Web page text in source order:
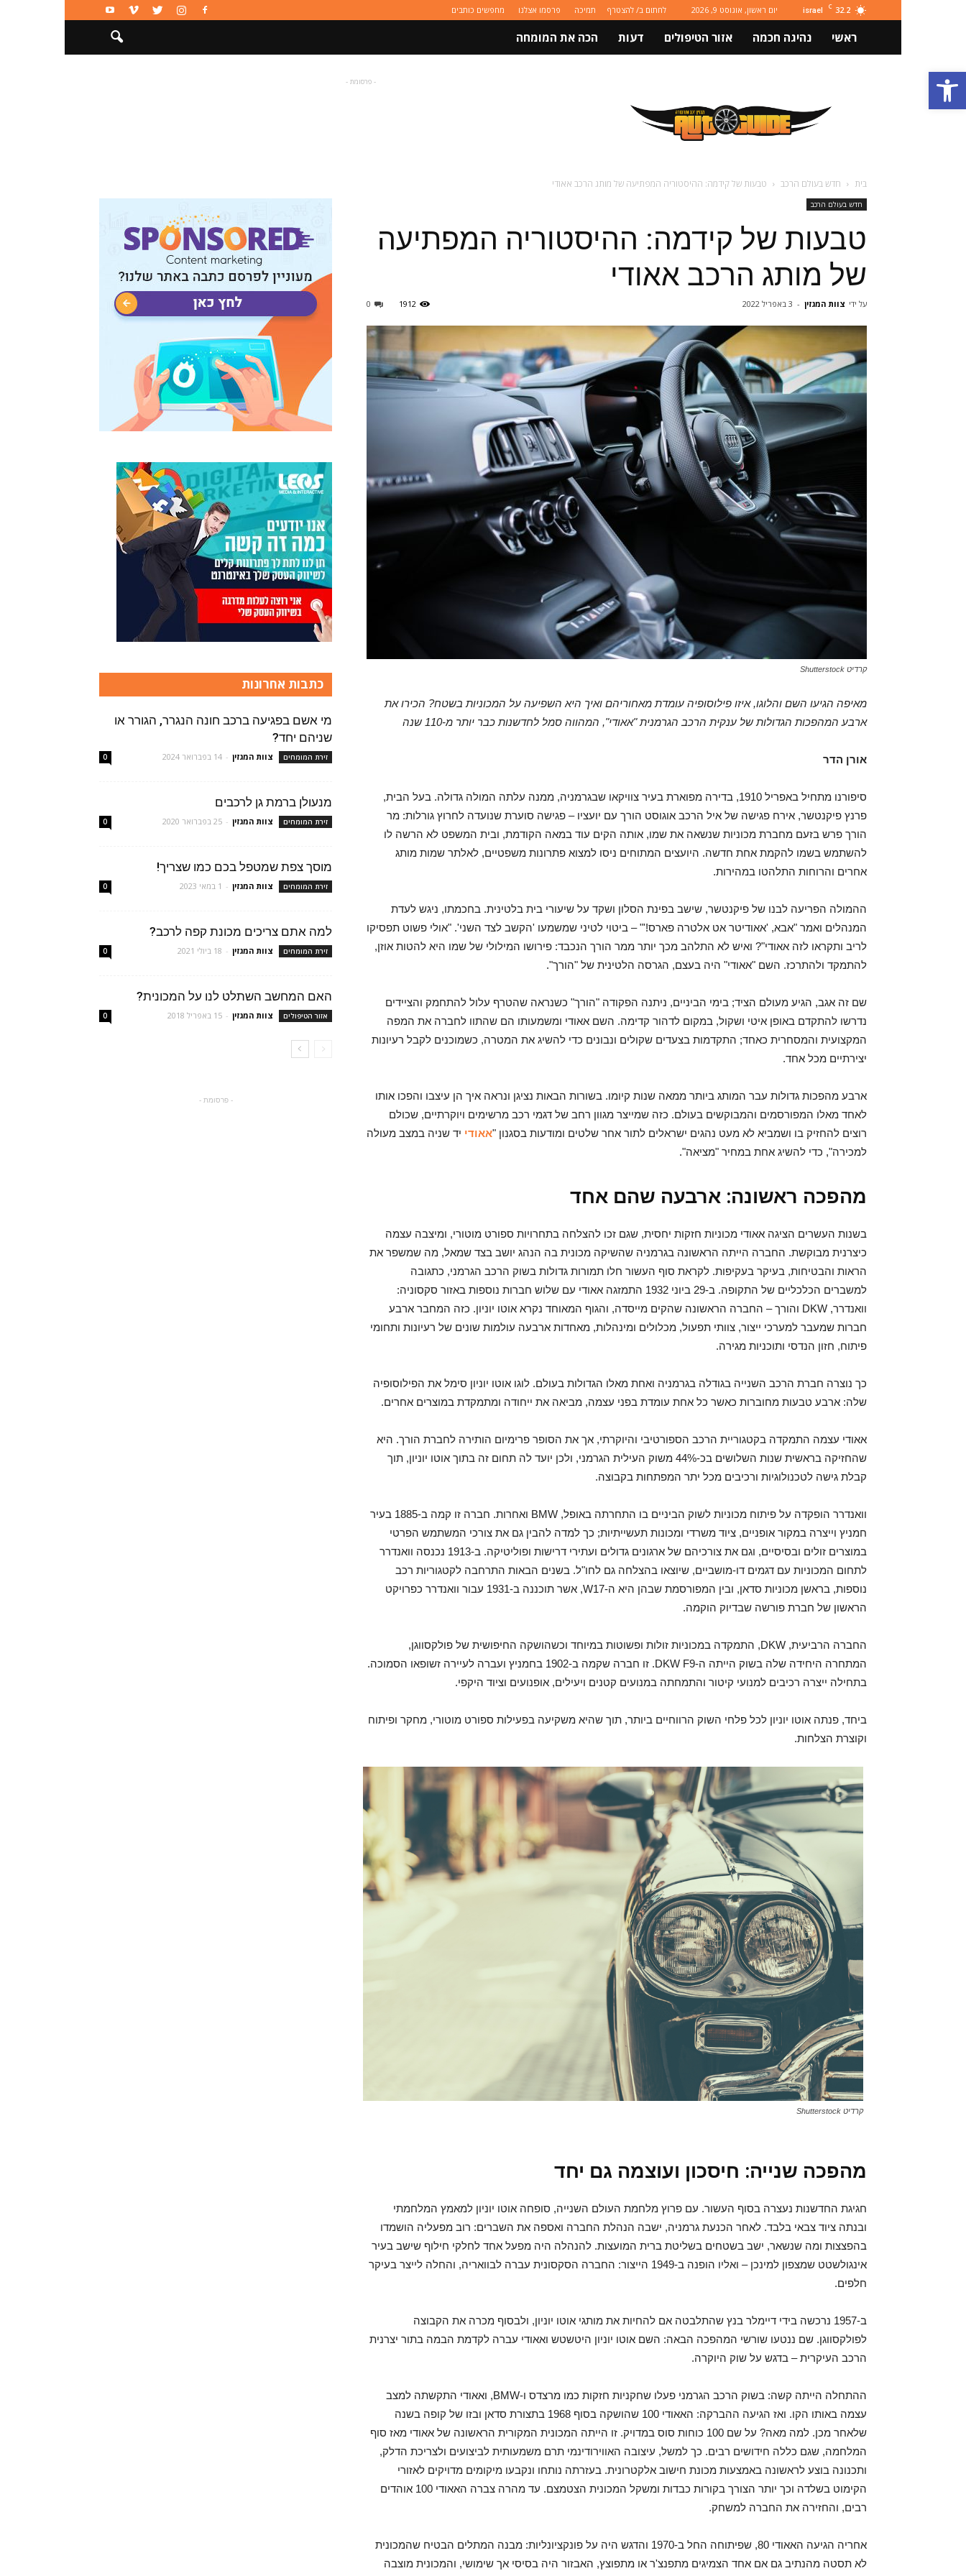
פתח סרגל נגישות
32.2
C
israel יום ראשון, אוגוסט 9, 2026 לחתום ב/ להצטרף תמיכה פרסמו אצלנו מחפשים כותבים
ראשי נהיגה חכמה אזור הטיפולים דעות הכה את המומחה
ותחבורה
Autoguide
- פרסומת -
בית חדש בעולם הרכב טבעות של קידמה: ההיסטוריה המפתיעה של מותג הרכב אאודי
חדש בעולם הרכב
טבעות של קידמה: ההיסטוריה המפתיעה
של מותג הרכב אאודי
על ידי צוות המגזין - 3 באפריל 2022 0 1912
קרדיט Shutterstock
מאיפה הגיעו השם והלוגו, איזו פילוסופיה עומדת מאחוריהם ואיך היא השפיעה על המכוניות בשטח? הכירו את
ארבע המהפכות הגדולות של ענקית הרכב הגרמנית "אאודי", המהווה סמל לחדשנות כבר יותר מ-110 שנה
אורן הדר
סיפורנו מתחיל באפריל 1910, בדירה מפוארת בעיר צוויקאו שבגרמניה, ממנה עלתה המולה גדולה. בעל הבית,
פרנץ פיקנטשר, אירח פגישה של איל הרכב אוגוסט הורך עם יועציו – פגישה סוערת שנועדה לחרוץ גורלות: מר
הורך פרש בזעם מחברת מכוניות שנשאה את שמו, אותה הקים עוד במאה הקודמת, ובית המשפט לא הרשה לו
להשתמש בשמו להקמת אחת חדשה. היועצים המתוחים ניסו למצוא פתרונות משפטיים, לאלתר שמות מותג
אחרים והרוחות התלהטו במהירות.
ההמולה הפריעה לבנו של פיקנטשר, שישב בפינת הסלון ושקד על שיעורי בית בלטינית. בחכמתו, ניגש לעדת
המנהלים ואמר "אבא, 'אאודיטר אט אלטרה פארס!'" – ביטוי לטיני שמשמעו 'הקשב לצד השני'. "אולי פשוט תפסיקו
לריב ותקראו לזה אאודי"? ואיש לא התלהב מכך יותר ממר הורך הנכבד: פירושו המילולי של שמו היא להטות אוזן,
להתמקד ולהתרכז. השם "אאודי" היה בעצם, הגרסה הלטינית של "הורך".
שם זה אגב, הגיע מעולם הציד; בימי הביניים, ניתנה הפקודה "הורך" כשנראה שהטרף עלול להתחמק והציידים
נדרשו להתקדם באופן איטי ושקול, במקום לדהור קדימה. השם אאודי ומשמעותו הם שהתוו לחברה את המפה
המקצועית והמסחרית כאחד; התקדמות בצעדים שקולים ונבונים כדי להשיג את המטרה, כשמוכנים לקבל רעיונות
יצירתיים מכל אחד.
ארבע מהפכות גדולות עבר המותג ביותר ממאה שנות קיומו. בשורות הבאות נציגן ונראה איך הן עיצבו והפכו אותו
לאחד מאלו המפורסמים והמבוקשים בעולם. כזה שמייצר מגוון רחב של דגמי רכב מרשימים ויוקרתיים, שכולם
רוצים להחזיק בו ושמביא לא מעט נהגים ישראלים לתור אחר שלטים ומודעות בסגנון "אאודי יד שניה במצב מעולה
למכירה", כדי להשיג אחת במחיר "מציאה".
מהפכה ראשונה: ארבעה שהם אחד
בשנות העשרים הציגה אאודי מכוניות חזקות יחסית, שגם זכו להצלחה בתחרויות ספורט מוטורי, ומיצבה עצמה
כיצרנית מבוקשת. החברה הייתה הראשונה בגרמניה שהשיקה מכונית בה הנהג יושב בצד שמאל, מה שמשפר את
הראות והבטיחות, בעיקר בעקיפות. לקראת סוף העשור חלו תמורות גדולות בשוק הרכב הגרמני, כתגובה
למשברים הכלכליים של התקופה. ב-29 ביוני 1932 התמזגה אאודי עם שלוש חברות נוספות באזור סקסוניה:
וואנדרר, DKW והורך – החברה הראשונה שהקים מייסדה, והגוף המאוחד נקרא אוטו יוניון. כזה המחבר ארבע
חברות שמעבר למערכי ייצור, צוותי תפעול, מכלולים ומינהלות, מאחדות ארבעה עולמות שונים של רעיונות ותחומי
פיתוח, חזון הנדסי ותוכניות מגירה.
כך נוצרה חברת הרכב השנייה בגודלה בגרמניה ואחת מאלו הגדולות בעולם. לוגו אוטו יוניון סימל את הפילוסופיה
שלה: ארבע טבעות מחוברות כאשר כל אחת עומדת בפני עצמה, מביאה את ייחודה ומתמקדת במוצרים אחרים.
אאודי עצמה התמקדה בקטגוריית הרכב הספורטיבי והיוקרתי, אך את הסופר פרימיום הותירה לחברת הורך. היא
שהחזיקה בראשית שנות השלושים בכ-44% משוק העילית הגרמני, ולכן יועד לה תחום זה בתוך אוטו יוניון, תוך
קבלת גישה לטכנולוגיות ורכיבים מכל יתר המפתחות בקבוצה.
וואנדרר הופקדה על פיתוח מכוניות לשוק הביניים בו התחרתה באופל, BMW ואחרות. חברה זו קמה ב-1885 בעיר
חמניץ וייצרה במקור אופניים, ציוד משרדי ומכונות תעשייתיות; כך למדה להבין גם את צורכי המשתמש הפרטי
במוצרים זולים ובסיסיים, וגם את צורכיהם של ארגונים גדולים ועתירי דרישות ופוליטיקה. ב-1913 נכנסה וואנדרר
לתחום המכוניות עם דגמים דו-מושביים, שיוצאו בהצלחה גם לחו"ל. בשנים הבאות התרחבה לקטגוריות רכב
נוספות, בראשן מכוניות סדאן, ובין המפורסמת שבהן היא ה-W17, אשר תוכננה ב-1931 עבור וואנדרר כפרויקט
הראשון של חברת פורשה שבדיוק הוקמה.
החברה הרביעית, DKW, התמקדה במכוניות זולות ופשוטות במיוחד וכשהושקה החיפושית של פולקסווגן,
המתחרה היחידה שלה בשוק הייתה ה-DKW F9. זו חברה ש
קמה ב-1902 בחמניץ ועברה לעיירה זשופאו הסמוכה.
בתחילה ייצרה רכיבים למנועי קיטור והתמחתה במנועים קטנים ויעילים, אופנועים וציוד היקפי.
ביחד, פנתה אוטו יוניון לכל פלחי השוק הרווחיים ביותר, תוך שהיא משקיעה בפעילות ספורט מוטורי, מחקר ופיתוח
וקוצרת הצלחות.
קרדיט Shutterstock
מהפכה שנייה: חיסכון ועוצמה גם יחד
חגיגת החדשנות נעצרה בסוף העשור. עם פרוץ מלחמת העולם השנייה, סופחה אוטו יוניון למאמץ המלחמתי
ובנתה ציוד צבאי בלבד. לאחר הכנעת גרמניה, ישבה הנהלת החברה ואספה את השברים: רוב מפעליה הושמדו
בהפצצות ומה שנשאר, ישב בשטחים בשליטת ברית המועצות. להנהלה היה מפעל אחד לחלקי חילוף שישב בעיר
אינגולשטט שמצפון למינכן – ואליו הופנה ב-1949 הייצור: החברה הסקסונית עברה לבוואריה, והחלה לייצר בעיקר
חלפים.
ב-1957 נרכשה בידי דיימלר בנץ שהתלבטה אם להחיות את מותגי אוטו יוניון, ולבסוף מכרה את הקבוצה
לפולקסווגן. שם ננטעו שורשי המהפכה הבאה: השם אוטו יוניון היטשטש ואאודי עברה לקדמת הבמה בתור יצרנית
הרכב העיקרית – בדגש על שוק היוקרה.
ההתחלה הייתה קשה: בשוק הרכב הגרמני פעלו שחקניות חזקות כמו מרצדס ו-BMW, ואאודי התקשתה למצב
עצמה באותו הקו. ואז הגיעה ההברקה: האאודי 100 שהושקה בסוף 1968 בתצורת סדאן ובזו של קופה בשנה
שלאחר מכן. למה מאה? על שם 100 כוחות סוס במדויק. זו הייתה המכונית המקורית הראשונה של אאודי מאז סוף
המלחמה, שגם כללה חידושים רבים. כך למשל, עיצובה האווירודינמי תרם משמעותית לביצועים ולצריכת הדלק,
ותכנונה בוצע לראשונה באמצעות מכונת חישוב אלקטרונית. בעזרתה נותחו ונקבעו מיקומים מדויקים לאזורי
הקימוט בשלדה וכך יותר הצורך בקורות כבדות ומשקל המכונית הצטמצם. עד מהרה צברה האאודי 100 אוהדים
רבים, והחזירה את החברה למשחק.
אחריה הגיעה האאודי 80, שפיתוחה החל ב-1970 והדגש היה על פונקציונליות: מבנה המתלים הבטיח שהמכונית
לא תסטה מהנתיב גם אם אחד הצמיגים מתפנצ'ר או מתפוצץ, האבזור היה בסיסי אך שימושי, והמכונית מוצבה
כתבות אחרונות
מי אשם בפגיעה ברכב חונה הנגרר, הגורר או
שניהם יחד?
זירת המומחים צוות המגזין - 14 בפברואר 2024 0
מנעולן ברמת גן לרכבים
זירת המומחים צוות המגזין - 25 בפברואר 2020 0
מוסך צפת שמטפל בכם כמו שצריך!
זירת המומחים צוות המגזין - 1 במאי 2023 0
למה אתם צריכים מכונת קפה לרכב?
זירת המומחים צוות המגזין - 18 ביולי 2021 0
האם המחשב השתלט לנו על המכונית?
אזור הטיפולים צוות המגזין - 15 באפריל 2018 0
- פרסומת -